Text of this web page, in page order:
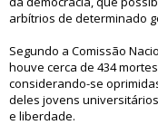
arbítrios de determinado
Segundo a Comissão
houve cerca de 434
considerando-se
deles jovens
e liberdade.